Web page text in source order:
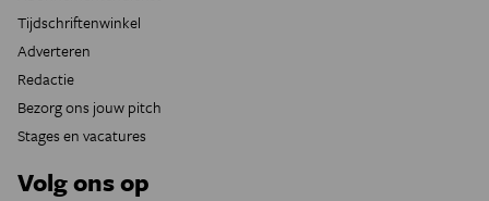
Tijdschriftenwinkel
Adverteren
Redactie
Bezorg ons jouw pitch
Stages en vacatures
Volg ons op